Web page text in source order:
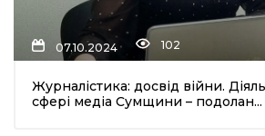
07.10.2024 102
Журналістика: досвід війни.
сфері медіа Сумщини – подолан...